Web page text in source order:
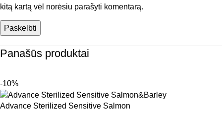
kitą kartą vėl norėsiu parašyti komentarą.
Panašūs produktai
-10%
Advance Sterilized Sensitive Salmon